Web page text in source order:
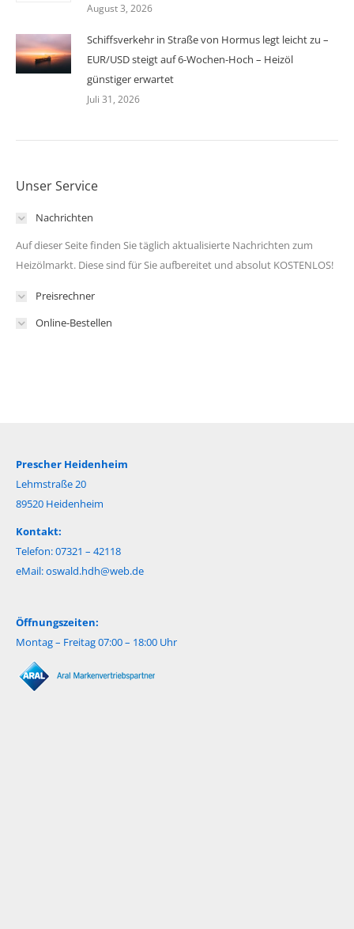
August 3, 2026
Schiffsverkehr in Straße von Hormus legt leicht zu –
EUR/USD steigt auf 6-Wochen-Hoch – Heizöl
günstiger erwartet
Juli 31, 2026
Unser Service
Nachrichten
Auf dieser Seite finden Sie täglich aktualisierte Nachrichten zum
Heizölmarkt. Diese sind für Sie aufbereitet und absolut KOSTENLOS!
Preisrechner
Online-Bestellen
Prescher Heidenheim
Lehmstraße 20
89520 Heidenheim
Kontakt:
Telefon: 07321 – 42118
eMail:oswald.hdh@web.de
Öffnungszeiten:
Montag – Freitag 07:00 – 18:00 Uhr